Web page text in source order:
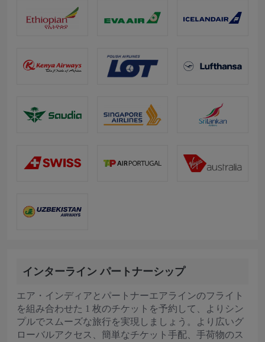
インターライン パートナーシップ
エア・インディアとパートナーエアラインのフライト
を組み合わせた 1 枚のチケットを予約して、よりシン
プルでスムーズな旅行を実現しましょう。より広いグ
ローバルアクセス、簡単なチケット手配、手荷物のス